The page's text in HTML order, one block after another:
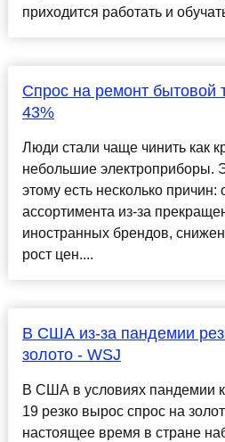
приходится работать и
Спрос на ремонт бытовой
43%
Люди стали чаще чинить как
небольшие электроприборы.
этому есть несколько причин:
ассортимента из-за
иностранных брендов,
рост цен....
В США из-за пандемии
золото - WSJ
В США в условиях пандемии
19 резко вырос спрос на
настоящее время в стране